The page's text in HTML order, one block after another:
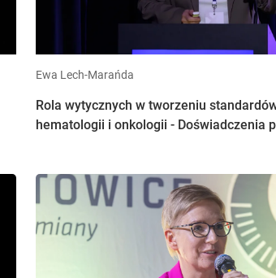
Ewa Lech-Marańda
Rola wytycznych w tworzeniu
hematologii i onkologii - Doświadczenia